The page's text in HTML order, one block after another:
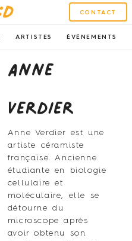
CONTACT
ARTISTES ÉVÉNEMENTS
Anne
Verdier
Anne Verdier est une
artiste céramiste
française. Ancienne
étudiante en biologie
cellulaire et
moléculaire, elle se
détourne du
microscope après
avoir obtenu son